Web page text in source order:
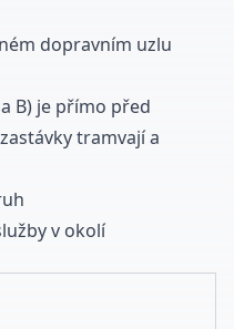
dopravním uzlu
B) je přímo před
tramvají a
v okolí